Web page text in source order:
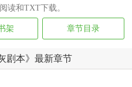
读和TXT下载。
架 章节目录
剧本》最新章节